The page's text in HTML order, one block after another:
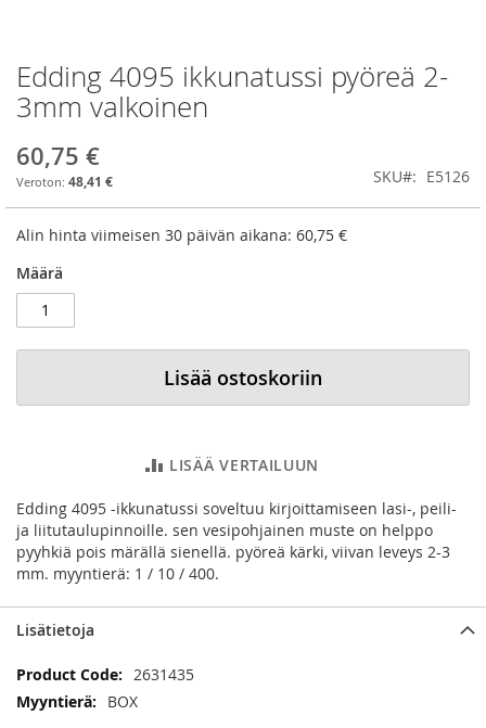
Skip
to
the
of
the
Edding 4095 ikkunatussi pyöreä 2-
3mm valkoinen
60,75 €
48,41 € SKU E5126
Alin hinta viimeisen 30 päivän aikana: 60,75 €
Määrä
Lisää ostoskoriin
LISÄÄ VERTAILUUN
Edding 4095 -ikkunatussi soveltuu kirjoittamiseen lasi-, peili-
ja liitutaulupinnoille. sen vesipohjainen muste on helppo
pyyhkiä pois märällä sienellä. pyöreä kärki, viivan leveys 2-3
mm. myyntierä: 1 / 10 / 400.
Lisätietoja
Lisätietoja
2631435
BOX